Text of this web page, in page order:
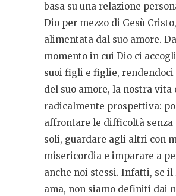
basa su una relazione
Dio per mezzo di Gesù Cristo,
alimentata dal suo amore.
momento in cui Dio ci
suoi figli e figlie,
del suo amore, la nostra vita
radicalmente prospettiva:
affrontare le difficoltà
soli, guardare agli altri con
misericordia e imparare a
anche noi stessi. Infatti, se il
ama, non siamo definiti dai